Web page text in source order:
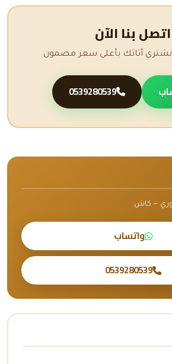
اتصل بنا الآن
أثاثك بأعلى سعر مضمون
0539280539
— كاش
واتساب
0539280539